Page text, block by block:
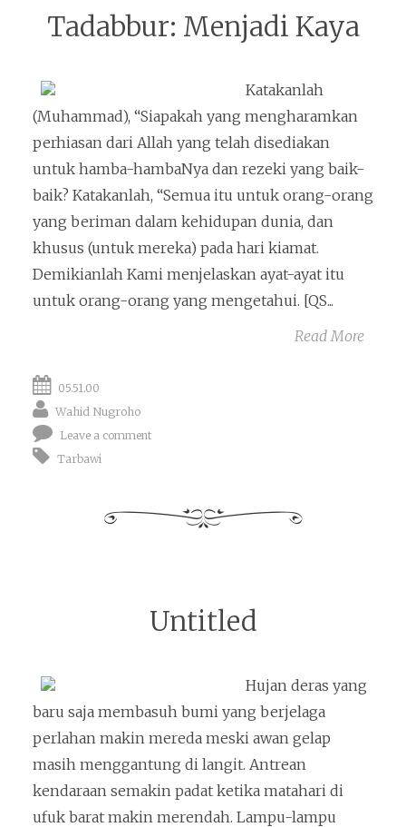
Tadabbur: Menjadi Kaya
Katakanlah
(Muhammad), “Siapakah yang mengharamkan
perhiasan dari Allah yang telah disediakan
untuk hamba-hambaNya dan rezeki yang baik-
baik? Katakanlah, “Semua itu untuk orang-orang
yang beriman dalam kehidupan dunia, dan
khusus (untuk mereka) pada hari kiamat.
Demikianlah Kami menjelaskan ayat-ayat itu
untuk orang-orang yang mengetahui. [QS...
Read More
05.51.00
Wahid Nugroho
Leave a comment
Tarbawi
Untitled
Hujan deras yang
baru saja membasuh bumi yang berjelaga
perlahan makin mereda meski awan gelap
masih menggantung di langit. Antrean
kendaraan semakin padat ketika matahari di
ufuk barat makin merendah. Lampu-lampu